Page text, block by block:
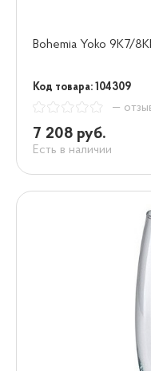
Bohemia Yoko 9K7/
Код товара: 104309
—
7 208 руб.
Есть в наличии